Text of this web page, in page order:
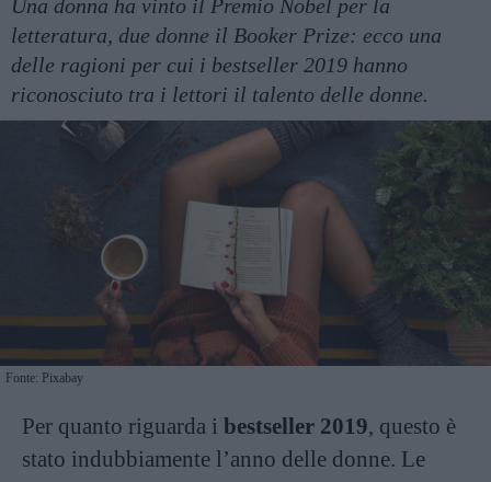
Una donna ha vinto il Premio Nobel per la
letteratura, due donne il Booker Prize: ecco una
delle ragioni per cui i bestseller 2019 hanno
riconosciuto tra i lettori il talento delle donne.
Fonte: Pixabay
Per quanto riguarda i bestseller 2019, questo è
stato indubbiamente l’anno delle donne. Le